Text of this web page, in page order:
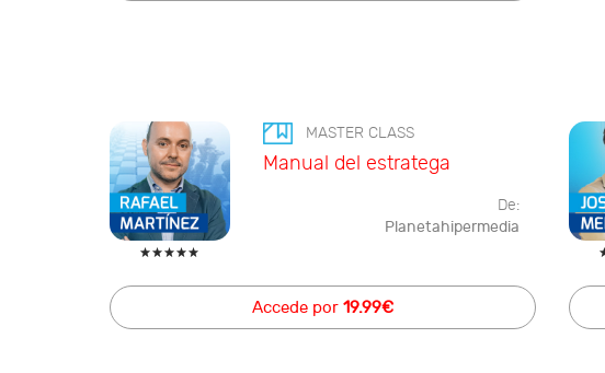
MASTER CLASS
Manual del estratega
De:
Planetahipermedia
Accede por 19.99€